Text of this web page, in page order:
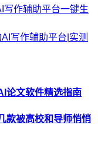
写作辅助平台一键生
写作辅助平台|实测
论文软件精选指南
款被高校和导师悄悄